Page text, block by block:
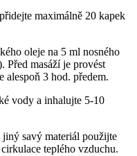
maximálně 20 kapek
oleje na 5 ml nosného
masáží je provést
alespoň 3 hod. předem.
vody a inhalujte 5-10
savý materiál použijte
teplého vzduchu.